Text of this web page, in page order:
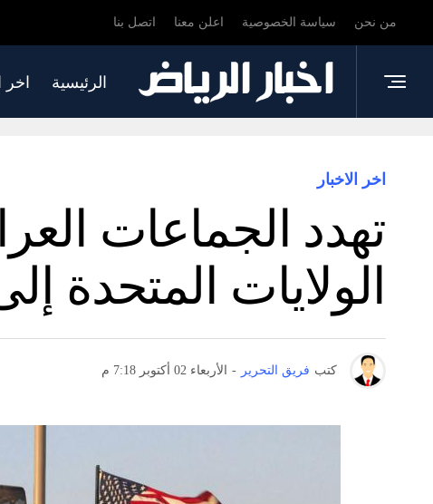
من نحن سياسة الخصوصية اعلن معنا اتصل بنا
الرئيسية اخر
اخر الاخبار
تهدد الجماعات
الولايات المتحدة
كتب فريق التحرير - الأربعاء 02 أكتوبر 7:18 م